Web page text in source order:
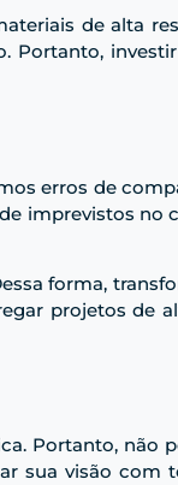
de alta
Portanto,
erros de
imprevistos no
forma,
projetos de
Portanto, não
sua visão com